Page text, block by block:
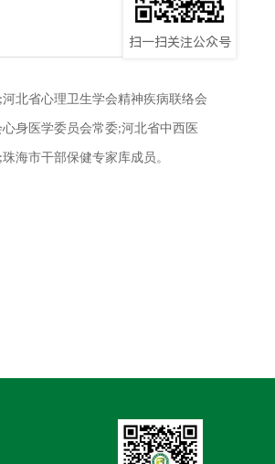
;河北省心理卫生学会精神疾病联络会
身医学委员会常委;河北省中西医
;珠海市干部保健专家库成员。
扫一扫关注公众号